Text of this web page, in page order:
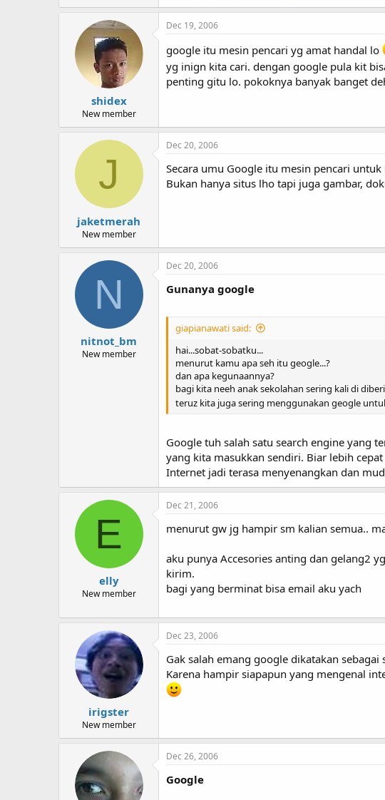
shidex
New member
Dec 19, 2006
google itu mesin pencari yg amat handal lo
yg inign kita cari. dengan google pula kit
penting gitu lo. pokoknya banyak banget
J
jaketmerah
New member
Dec 20, 2006
Secara umu Google itu mesin pencari
Bukan hanya situs lho tapi juga gambar,
N
nitnot_bm
New member
Dec 20, 2006
Gunanya google
giapianawati said:
hai...sobat-sobatku...
menurut kamu apa seh itu geogle...?
dan apa kegunaannya?
bagi kita neeh anak sekolahan sering kali di
teruz kita juga sering menggunakan geogle
Google tuh salah satu search engine yang
yang kita masukkan sendiri. Biar lebih
Internet jadi terasa menyenangkan dan
E
elly
New member
Dec 21, 2006
menurut gw jg hampir sm kalian semua..
aku punya Accesories anting dan gelang2
kirim.
bagi yang berminat bisa email aku yach
irigster
New member
Dec 23, 2006
Gak salah emang google dikatakan
Karena hampir siapapun yang mengenal
Dec 26, 2006
Google